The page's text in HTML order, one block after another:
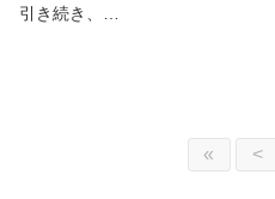
引き続き、…
« <